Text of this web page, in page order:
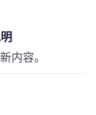
内容。